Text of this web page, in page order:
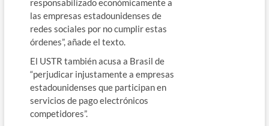
responsabilizado económicamente a
las empresas estadounidenses de
redes sociales por no cumplir estas
órdenes”, añade el texto.
El USTR también acusa a Brasil de
“perjudicar injustamente a empresas
estadounidenses que participan en
servicios de pago electrónicos
competidores”.